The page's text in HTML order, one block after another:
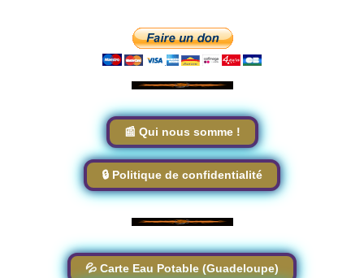
📰 Qui nous somme !
🔒 Politique de confidentialité
💦 Carte Eau Potable (Guadeloupe)